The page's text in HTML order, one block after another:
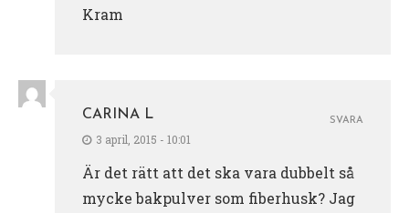
Kram
CARINA L
3 april, 2015 - 10:01
Är det rätt att det ska vara dubbelt så
mycke bakpulver som fiberhusk? Jag
SVARA